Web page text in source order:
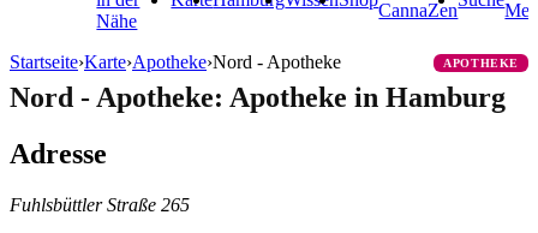
Nähe
CannaZen
Startseite›Karte›Apotheke›Nord - Apotheke APOTHEKE
Nord - Apotheke: Apotheke in Hamburg
Adresse
Fuhlsbüttler Straße 265